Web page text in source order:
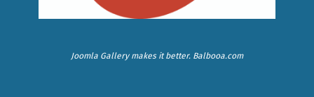
Joomla Gallerymakes it better. Balbooa.com